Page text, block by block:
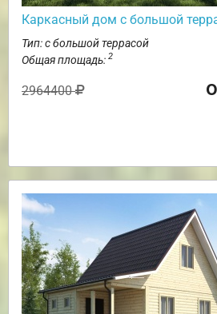
Каркасный дом с большой
Тип: с большой террасой
Общая площадь: 2
2964400